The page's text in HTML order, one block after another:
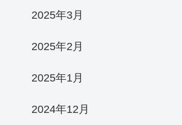
2025年3月
2025年2月
2025年1月
2024年12月